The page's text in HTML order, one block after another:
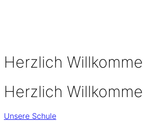
Herzlich
Herzlich
Unsere Schule